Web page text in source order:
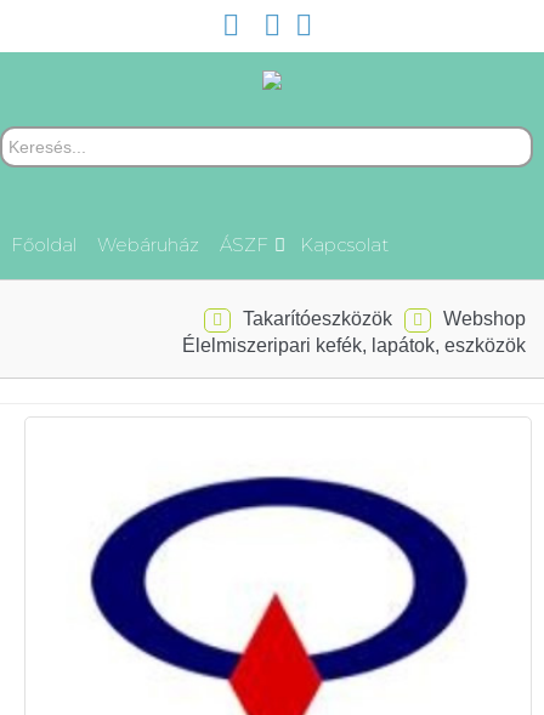
Főoldal Webáruház ÁSZF Kapcsolat
Webshop
Takarítóeszközök
Élelmiszeripari kefék, lapátok, eszközök